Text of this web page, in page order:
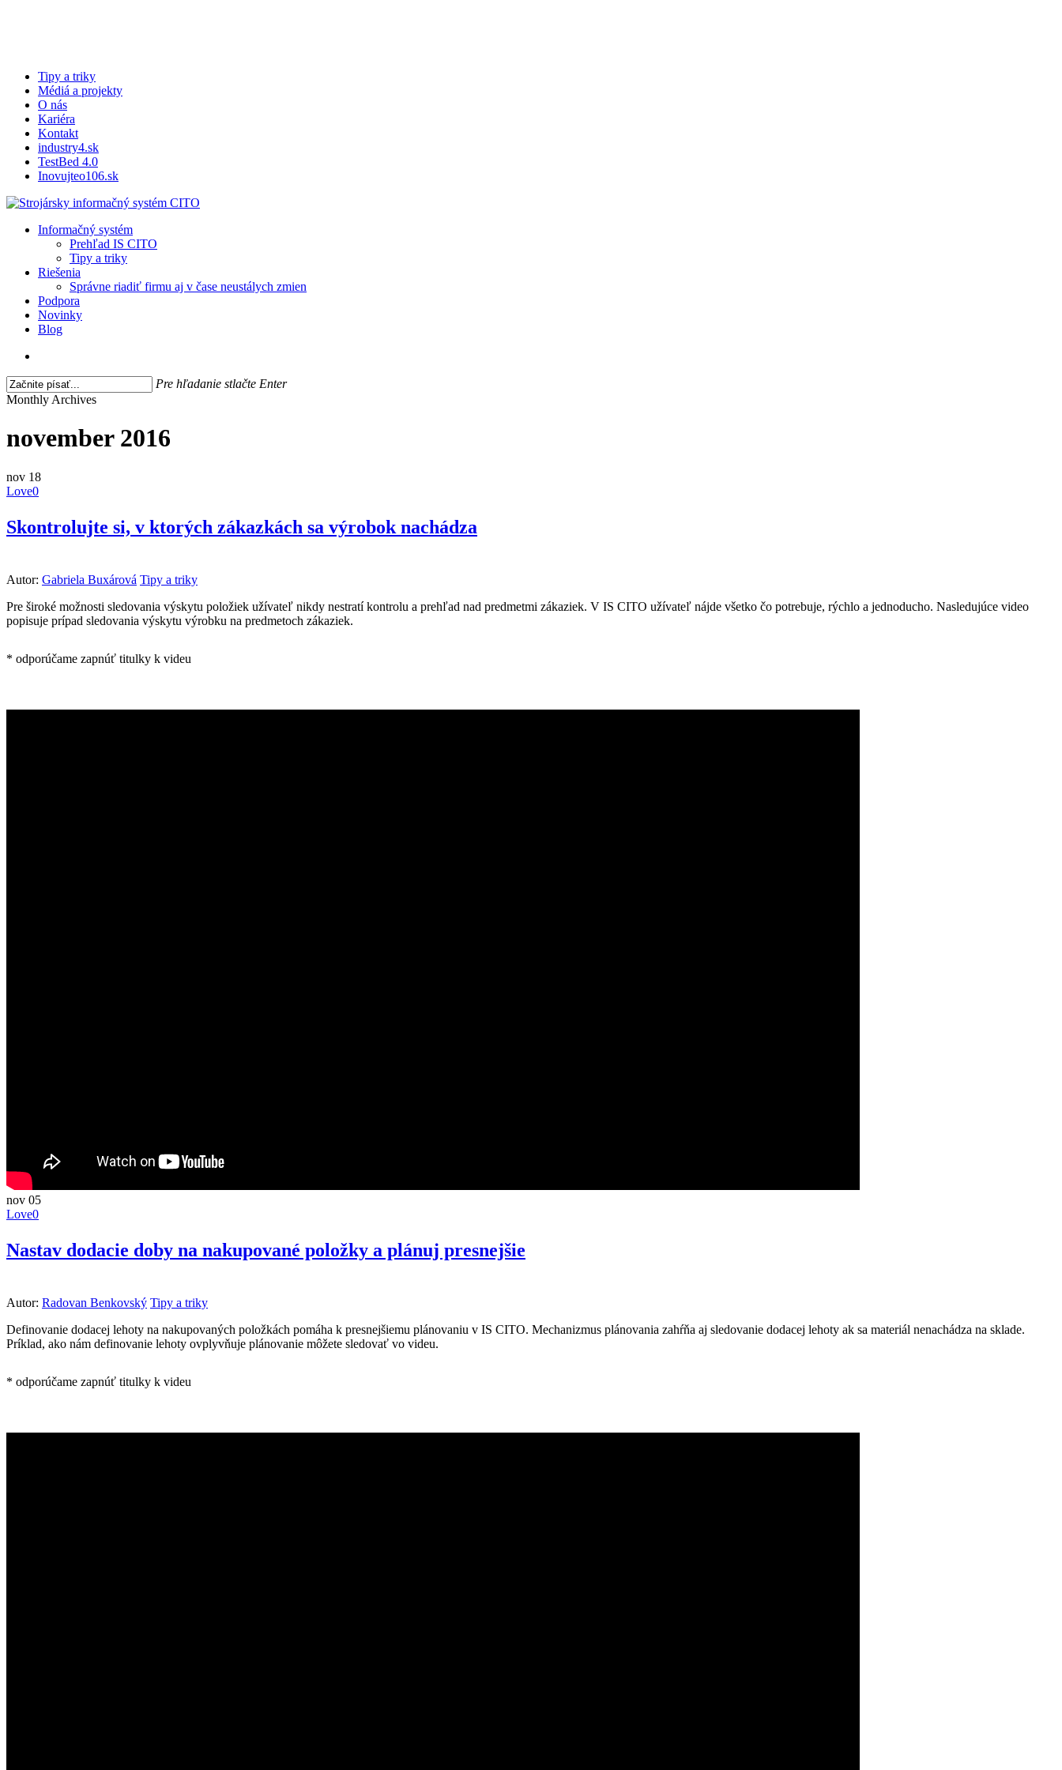
Tipy a triky
Médiá a projekty
O nás
Kariéra
Kontakt
industry4.sk
TestBed 4.0
Inovujteo106.sk
search
Menu
Informačný systém
Prehľad IS CITO
Tipy a triky
Riešenia
Správne riadiť firmu aj v čase neustálych zmien
Podpora
Novinky
Blog
Pre hľadanie stlačte Enter
Close
Monthly Archives
november 2016
nov 18
Love0
Skontrolujte si, v ktorých zákazkách sa výrobok nachádza
Autor: Gabriela Buxárová Tipy a triky
Pre široké možnosti sledovania výskytu položiek užívateľ nikdy nestratí kontrolu a prehľad nad predmetmi zákaziek. V IS CITO užívateľ nájde všetko čo potrebuje, rýchlo a jednoducho. Nasledujúce video
popisuje prípad sledovania výskytu výrobku na predmetoch zákaziek.
* odporúčame zapnúť titulky k videu
nov 05
Love0
Nastav dodacie doby na nakupované položky a plánuj presnejšie
Autor: Radovan Benkovský Tipy a triky
Definovanie dodacej lehoty na nakupovaných položkách pomáha k presnejšiemu plánovaniu v IS CITO. Mechanizmus plánovania zahŕňa aj sledovanie dodacej lehoty ak sa materiál nenachádza na sklade.
Príklad, ako nám definovanie lehoty ovplyvňuje plánovanie môžete sledovať vo videu.
* odporúčame zapnúť titulky k videu